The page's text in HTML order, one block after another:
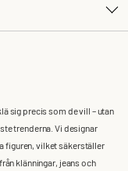
sig precis som de vill – utan
trenderna. Vi designar
figuren, vilket säkerställer
klänningar, jeans och